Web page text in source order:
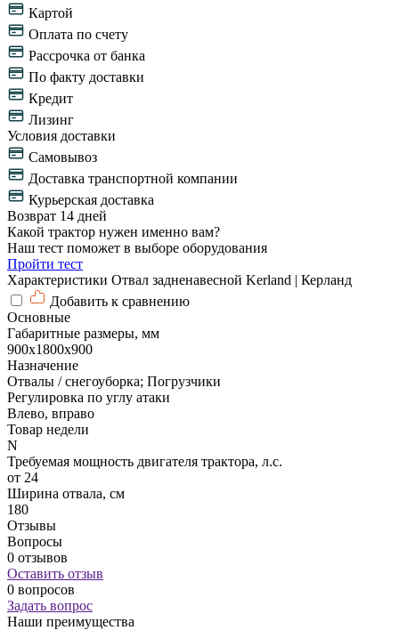
Картой
Оплата по счету
Рассрочка от банка
По факту доставки
Кредит
Лизинг
Условия доставки
Самовывоз
Доставка транспортной компании
Курьерская доставка
Возврат 14 дней
Какой трактор нужен именно вам?
Наш тест поможет в выборе оборудования
Пройти тест
Характеристики Отвал задненавесной Kerland | Керланд
Добавить к сравнению
Основные
Габаритные размеры, мм
900х1800х900
Назначение
Отвалы / снегоуборка; Погрузчики
Регулировка по углу атаки
Влево, вправо
Товар недели
N
Требуемая мощность двигателя трактора, л.с.
от 24
Ширина отвала, см
180
Отзывы
Вопросы
0 отзывов
Оставить отзыв
0 вопросов
Задать вопрос
Наши преимущества